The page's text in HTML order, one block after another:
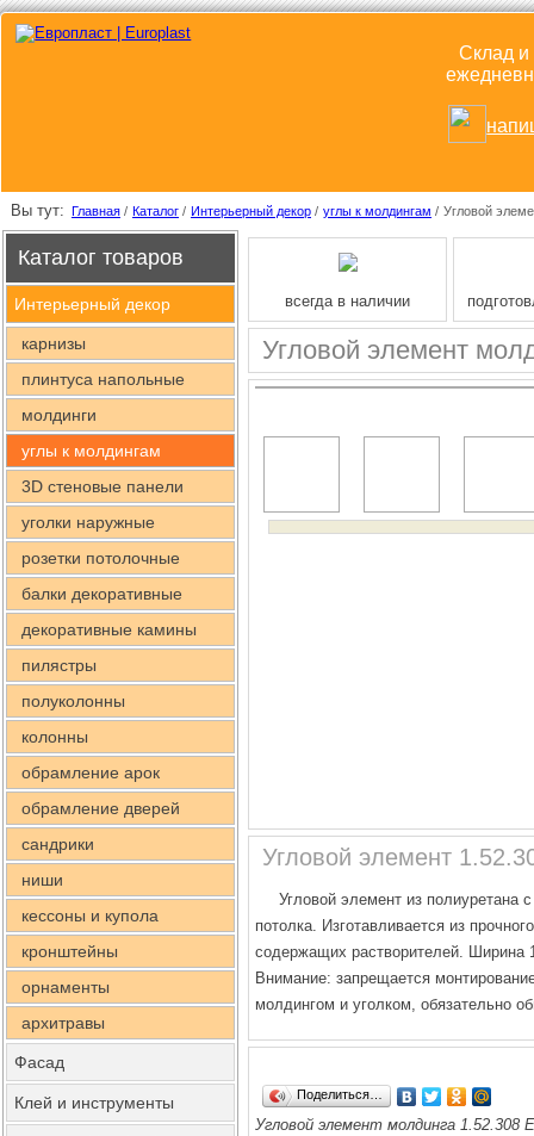
Склад и
Вы тут: Главная / Каталог / Интерьерный декор / углы к молдингам / Угловой
Каталог товаров
Интерьерный декор
карнизы
плинтуса напольные
молдинги
углы к молдингам
3D стеновые панели
уголки наружные
розетки потолочные
балки декоративные
декоративные камины
пилястры
полуколонны
колонны
обрамление арок
обрамление дверей
сандрики
ниши
кессоны и купола
кронштейны
орнаменты
архитравы
Фасад
Клей и инструменты
всегда в наличии
Угловой элемент
Угловой элемент
Угловой элемент из полиуретана
потолка. Изготавливается из
содержащих растворителей.
Внимание: запрещается
молдингом и уголком, обязательно
Поделиться…
Угловой элемент молдинга 1.52.308